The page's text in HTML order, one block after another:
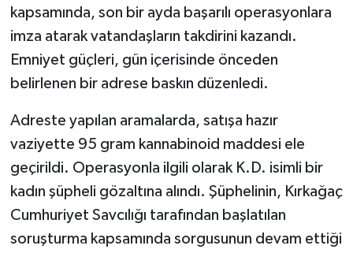
kapsamında, son bir ayda başarılı operasyonlara
imza atarak vatandaşların takdirini kazandı.
​Emniyet güçleri, gün içerisinde önceden
belirlenen bir adrese baskın düzenledi.
Adreste yapılan aramalarda, satışa hazır
vaziyette 95 gram kannabinoid maddesi ele
geçirildi. ​Operasyonla ilgili olarak K.D. isimli bir
kadın şüpheli gözaltına alındı. Şüphelinin, Kırkağaç
Cumhuriyet Savcılığı tarafından başlatılan
soruşturma kapsamında sorgusunun devam ettiği